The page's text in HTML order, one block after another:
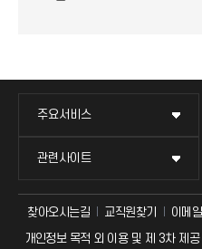
주요서비스
관련사이트
찾아오시는길 교직원찾기 이메
개인정보 목적 외 이용 및 제 3차 제공